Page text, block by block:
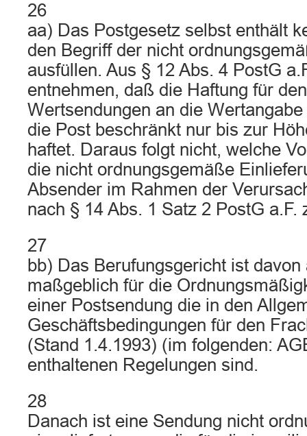
26
aa) Das Postgesetz selbst enthält
den Begriff der nicht
ausfüllen. Aus § 12 Abs. 4 PostG
entnehmen, daß die Haftung für
Wertsendungen an die
die Post beschränkt nur bis zur
haftet. Daraus folgt nicht, welche
die nicht ordnungsgemäße
Absender im Rahmen der
nach § 14 Abs. 1 Satz 2 PostG a.F.
27
bb) Das Berufungsgericht ist
maßgeblich für die
einer Postsendung die in den
Geschäftsbedingungen für den
(Stand 1.4.1993) (im folgenden:
enthaltenen Regelungen sind.
28
Danach ist eine Sendung nicht